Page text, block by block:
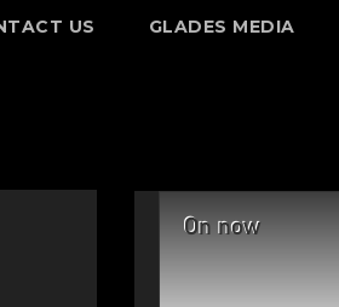
US GLADES MEDIA
On now